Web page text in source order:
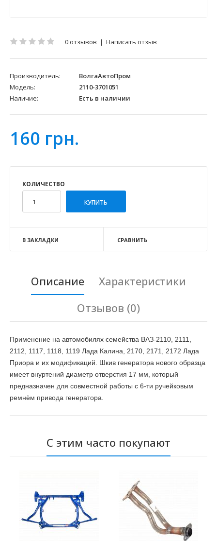
0 отзывов | Написать отзыв
Производитель:
ВолгаАвтоПром
Модель:
2110-3701051
Наличие:
Есть в наличии
160 грн.
КОЛИЧЕСТВО
В ЗАКЛАДКИ СРАВНИТЬ
Описание
Характеристики
Отзывов (0)
Применение на автомобилях семейства ВАЗ-2110, 2111,
2112, 1117, 1118, 1119 Лада Калина, 2170, 2171, 2172 Лада
Приора и их модификаций. Шкив генератора нового образца
имеет внуртений диаметр отверстия 17 мм, который
предназначен для совместной работы с 6-ти ручейковым
ремнём привода генератора.
С этим часто покупают